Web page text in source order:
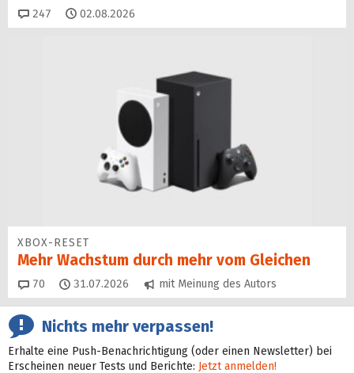
247 Kommentare
02.08.2026
XBOX-RESET
Mehr Wachstum durch mehr vom Gleichen
70 Kommentare
31.07.2026 mit Meinung des Autors
Nichts mehr verpassen!
Erhalte eine Push-Benachrichtigung (oder einen Newsletter) bei
Erscheinen neuer Tests und Berichte: Jetzt anmelden!